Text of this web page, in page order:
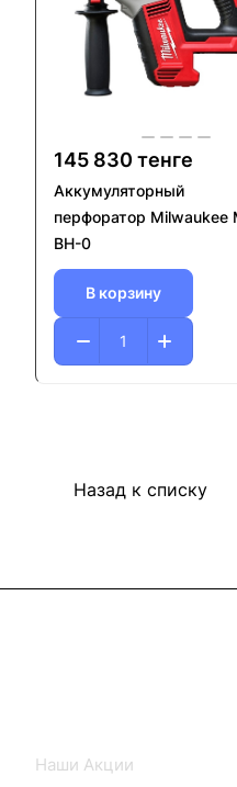
145 830 тенге
Аккумуляторный
перфоратор Milwaukee
BH-0
В корзину
Назад к списку
Наши Акции